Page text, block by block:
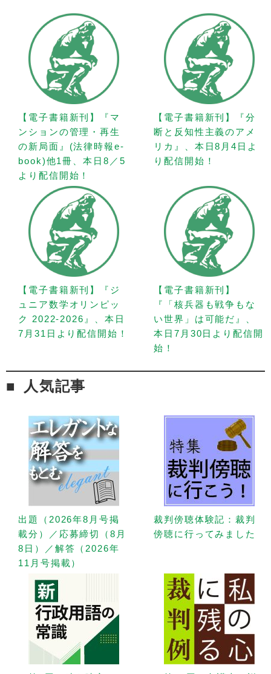
【電子書籍新刊】『マ
ンションの管理・再生
の新局面』(法律時報e-
book)他1冊、本日8／5
より配信開始！
【電子書籍新刊】『分
断と反知性主義のアメ
リカ』、本日8月4日よ
り配信開始！
【電子書籍新刊】『ジ
ュニア数学オリンピッ
ク 2022-2026』、本日
7月31日より配信開始！
【電子書籍新刊】
『「核兵器も戦争もな
い世界」は可能だ』、
本日7月30日より配信開
始！
人気記事
出題（2026年8月号掲
載分）／応募締切（8月
8日）／解答（2026年
11月号掲載）
裁判傍聴体験記：裁判
傍聴に行ってみました